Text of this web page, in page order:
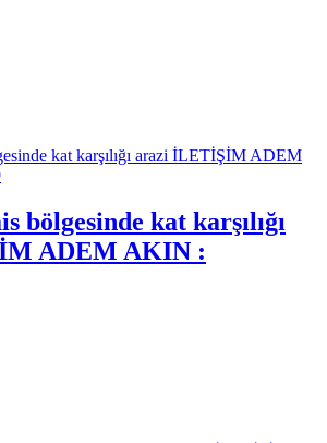
bölgesinde kat karşılığı
ADEM AKIN :